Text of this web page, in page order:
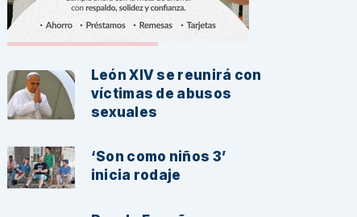
Noticias Recientes:
León XIV se reunirá con
víctimas de abusos
sexuales
‘Son como niños 3’
inicia rodaje